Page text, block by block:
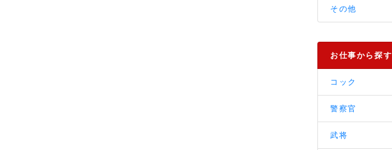
その他
お仕事から探す
コック
警察官
武将